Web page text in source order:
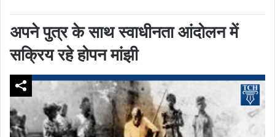
अपने पुत्र के साथ स्वाधीनता आंदोलन में
सक्रिय रहे होपन मांझी